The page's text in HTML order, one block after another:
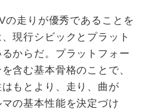
の走りが優秀であることを
現行シビックとプラット
からだ。プラットフォー
含む基本骨格のことで、
もとより、走り、曲が
の基本性能を決定づけ